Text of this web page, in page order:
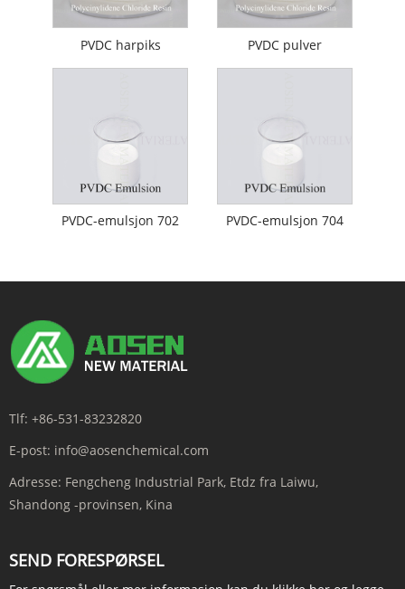
PVDC harpiks PVDC pulver
PVDC-emulsjon 702 PVDC-emulsjon 704
Tlf: +86-531-83232820
E-post: info@aosenchemical.com
Adresse: Fengcheng Industrial Park, Etdz fra Laiwu,
Shandong -provinsen, Kina
SEND FORESPØRSEL